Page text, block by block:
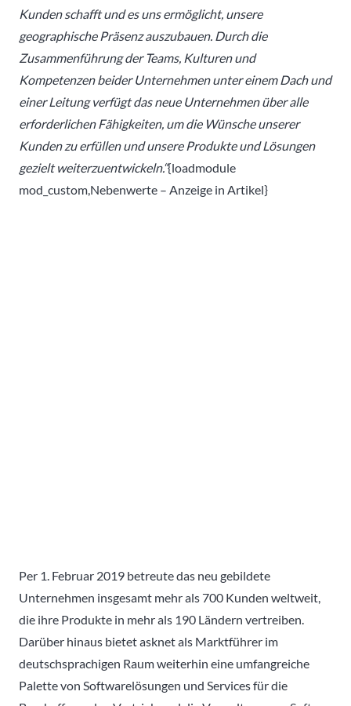
Kunden schafft und es uns ermöglicht, unsere
geographische Präsenz auszubauen. Durch die
Zusammenführung der Teams, Kulturen und
Kompetenzen beider Unternehmen unter einem Dach und
einer Leitung verfügt das neue Unternehmen über alle
erforderlichen Fähigkeiten, um die Wünsche unserer
Kunden zu erfüllen und unsere Produkte und Lösungen
gezielt weiterzuentwickeln.“{loadmodule
mod_custom,Nebenwerte – Anzeige in Artikel}
Per 1. Februar 2019 betreute das neu gebildete
Unternehmen insgesamt mehr als 700 Kunden weltweit,
die ihre Produkte in mehr als 190 Ländern vertreiben.
Darüber hinaus bietet asknet als Marktführer im
deutschsprachigen Raum weiterhin eine umfangreiche
Palette von Softwarelösungen und Services für die